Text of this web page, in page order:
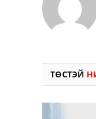
ТӨСТЭЙ